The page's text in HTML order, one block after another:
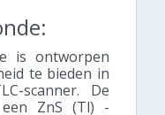
is ontworpen
te bieden in
scanner. De
ZnS (Tl) -